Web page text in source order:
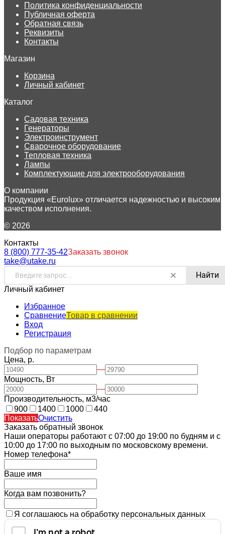
Политика конфиденциальности
Публичная оферта
Обратная связь
Реквизиты
Контакты
Магазин
Корзина
Личный кабинет
Каталог
Садовая техника
Генераторы
Электроинструмент
Сварочное оборудование
Тепловая техника
Лампы
Комплектующие для электрооборудования
О компании
Продукция «Eurolux» отличается надежностью и высоким
качеством исполнения.
© 2026
Контакты
8 (800) 777-35-42Заказать звонок
take@utake.ru
Найти
Личный кабинет
Избранное
СравнениеТовар в сравнении
Вход
Регистрация
Подбор по параметрам
Цена, р.
—
Мощность, Вт
—
Производительность, м3/час
900
1400 1000
440
ПоказатьОчистить
Заказать обратный звонок
Наши операторы работают с 07:00 до 19:00 по будням и с
10:00 до 17:00 по выходным по московскому времени.
Номер телефона*
Ваше имя
Когда вам позвонить?
Я соглашаюсь на обработку персональных данных